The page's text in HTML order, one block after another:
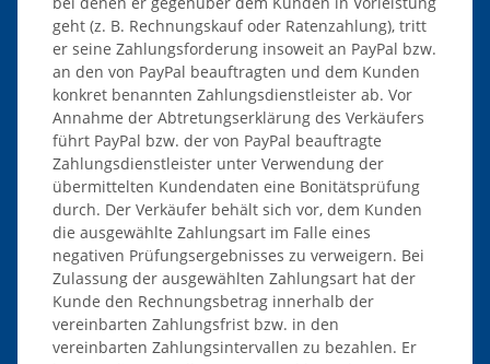
geht (z. B. Rechnungskauf oder Ratenzahlung), tritt
er seine Zahlungsforderung insoweit an PayPal bzw.
an den von PayPal beauftragten und dem Kunden
konkret benannten Zahlungsdienstleister ab. Vor
Annahme der Abtretungserklärung des Verkäufers
führt PayPal bzw. der von PayPal beauftragte
Zahlungsdienstleister unter Verwendung der
übermittelten Kundendaten eine Bonitätsprüfung
durch. Der Verkäufer behält sich vor, dem Kunden
die ausgewählte Zahlungsart im Falle eines
negativen Prüfungsergebnisses zu verweigern. Bei
Zulassung der ausgewählten Zahlungsart hat der
Kunde den Rechnungsbetrag innerhalb der
vereinbarten Zahlungsfrist bzw. in den
vereinbarten Zahlungsintervallen zu bezahlen. Er